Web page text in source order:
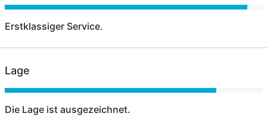
Erstklassiger Service.
Lage
Die Lage ist ausgezeichnet.